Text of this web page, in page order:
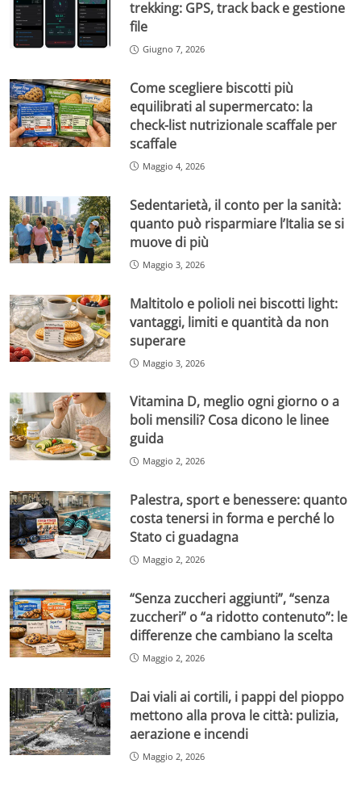
trekking: GPS, track back e gestione
file
Giugno 7, 2026
Come scegliere biscotti più
equilibrati al supermercato: la
check-list nutrizionale scaffale per
scaffale
Maggio 4, 2026
Sedentarietà, il conto per la sanità:
quanto può risparmiare l’Italia se si
muove di più
Maggio 3, 2026
Maltitolo e polioli nei biscotti light:
vantaggi, limiti e quantità da non
superare
Maggio 3, 2026
Vitamina D, meglio ogni giorno o a
boli mensili? Cosa dicono le linee
guida
Maggio 2, 2026
Palestra, sport e benessere: quanto
costa tenersi in forma e perché lo
Stato ci guadagna
Maggio 2, 2026
“Senza zuccheri aggiunti”, “senza
zuccheri” o “a ridotto contenuto”: le
differenze che cambiano la scelta
Maggio 2, 2026
Dai viali ai cortili, i pappi del pioppo
mettono alla prova le città: pulizia,
aerazione e incendi
Maggio 2, 2026